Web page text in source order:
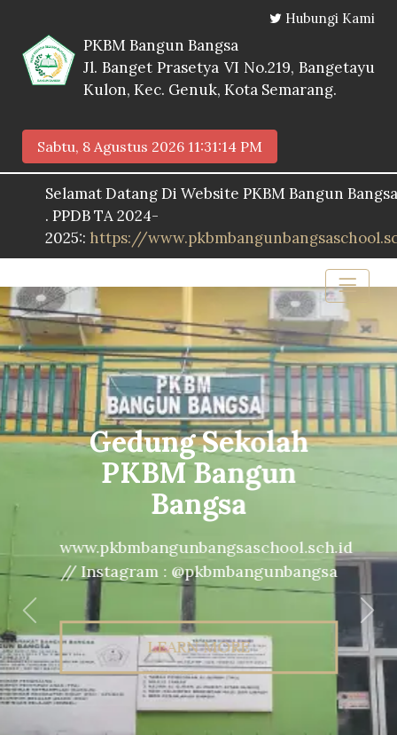
Hubungi Kami
PKBM Bangun Bangsa
Jl. Banget Prasetya VI No.219, Bangetayu
Kulon, Kec. Genuk, Kota Semarang.
Sabtu, 8 Agustus 2026 11:31:15 PM
Datang Di Website PKBM Bangun Bangsa
TA 2024-
https://www.pkbmbangunbangsaschool.sch.id/
Gedung Sekolah
PKBM Bangun
Bangsa
www.pkbmbangunbangsaschool.sch.id
// Instagram : @pkbmbangunbangsa
LEARN MORE
Previous